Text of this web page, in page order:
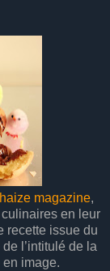
magazine,
en leur
recette issue du
l’intitulé de la
en image.